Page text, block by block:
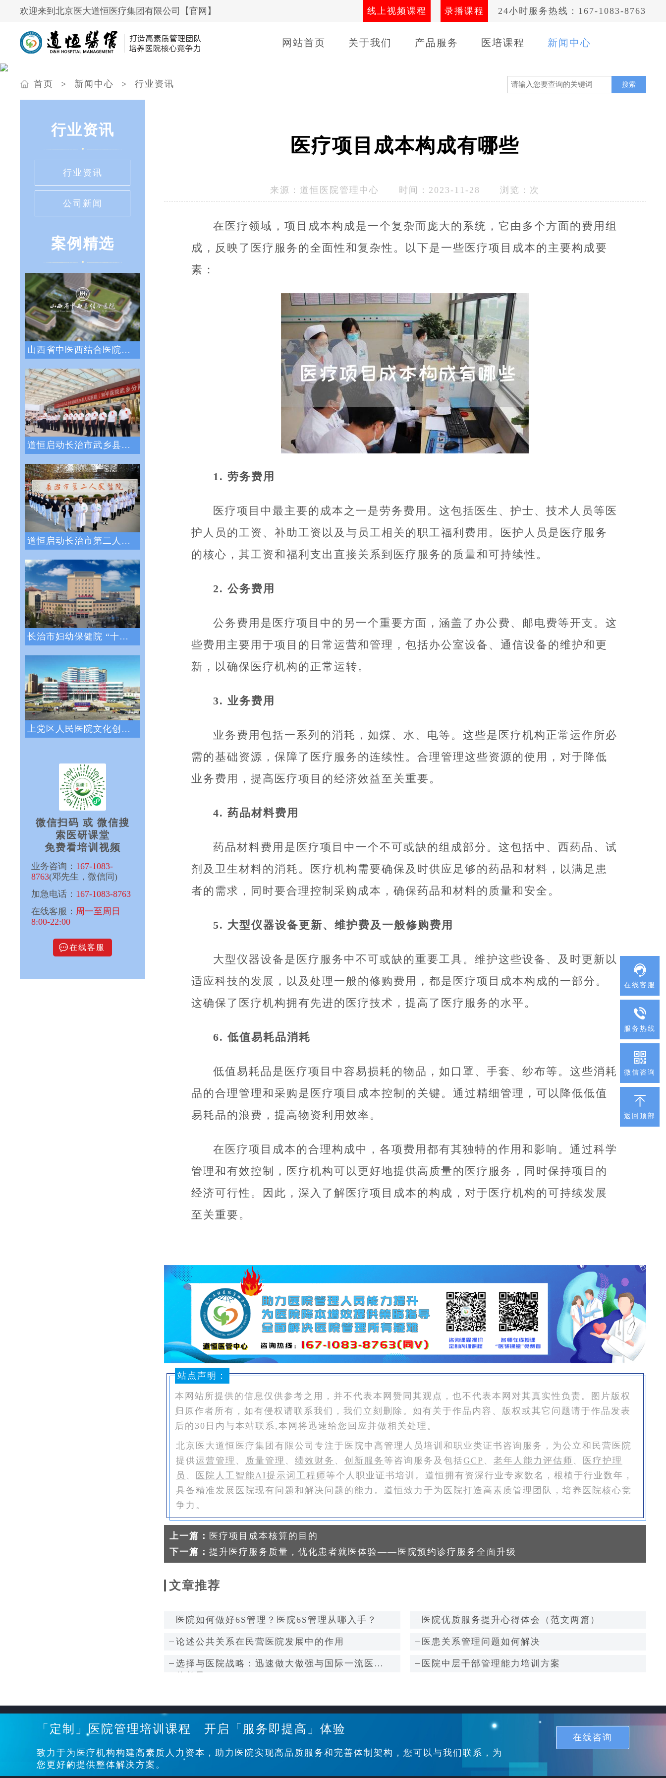
线上视频课程 录播课程 24小时服务热线：167-1083-8763
欢迎来到北京医大道恒医疗集团有限公司【官网】
网站首页 关于我们 产品服务 医培课程 新闻中心
在线客服
服务热线
微信咨询
返回顶部
首页 > 新闻中心 > 行业资讯 搜索
行业资讯
行业资讯
公司新闻
案例精选
山西省中医西结合医院战略绩效管理咨询项目
道恒启动长治市武乡县人民医院绩效管理体系
道恒启动长治市第二人民医院绩效管理咨询服
长治市妇幼保健院 “十四五”医院战略与绩
上党区人民医院文化创新咨询项目正式启动
微信扫码 或 微信搜
索医研课堂
免费看培训视频
业务咨询： 167-1083-
8763(邓先生，微信同)
加急电话： 167-1083-8763
在线客服： 周一至周日
8:00-22:00
在线客服
医疗项目成本构成有哪些
来源： 道恒医院管理中心 时间：2023-11-28 浏览： 次
在医疗领域，项目成本构成是一个复杂而庞大的系统，它由多个方面的费用组
成，反映了医疗服务的全面性和复杂性。以下是一些医疗项目成本的主要构成要
素：
1. 劳务费用
医疗项目中最主要的成本之一是劳务费用。这包括医生、护士、技术人员等医
护人员的工资、补助工资以及与员工相关的职工福利费用。医护人员是医疗服务
的核心，其工资和福利支出直接关系到医疗服务的质量和可持续性。
2. 公务费用
公务费用是医疗项目中的另一个重要方面，涵盖了办公费、邮电费等开支。这
些费用主要用于项目的日常运营和管理，包括办公室设备、通信设备的维护和更
新，以确保医疗机构的正常运转。
3. 业务费用
业务费用包括一系列的消耗，如煤、水、电等。这些是医疗机构正常运作所必
需的基础资源，保障了医疗服务的连续性。合理管理这些资源的使用，对于降低
业务费用，提高医疗项目的经济效益至关重要。
4. 药品材料费用
药品材料费用是医疗项目中一个不可或缺的组成部分。这包括中、西药品、试
剂及卫生材料的消耗。医疗机构需要确保及时供应足够的药品和材料，以满足患
者的需求，同时要合理控制采购成本，确保药品和材料的质量和安全。
5. 大型仪器设备更新、维护费及一般修购费用
大型仪器设备是医疗服务中不可或缺的重要工具。维护这些设备、及时更新以
适应科技的发展，以及处理一般的修购费用，都是医疗项目成本构成的一部分。
这确保了医疗机构拥有先进的医疗技术，提高了医疗服务的水平。
6. 低值易耗品消耗
低值易耗品是医疗项目中容易损耗的物品，如口罩、手套、纱布等。这些消耗
品的合理管理和采购是医疗项目成本控制的关键。通过精细管理，可以降低低值
易耗品的浪费，提高物资利用效率。
在医疗项目成本的合理构成中，各项费用都有其独特的作用和影响。通过科学
管理和有效控制，医疗机构可以更好地提供高质量的医疗服务，同时保持项目的
经济可行性。因此，深入了解医疗项目成本的构成，对于医疗机构的可持续发展
至关重要。
站点声明：
本网站所提供的信息仅供参考之用，并不代表本网赞同其观点，也不代表本网对其真实性负责。图片版权
归原作者所有，如有侵权请联系我们，我们立刻删除。如有关于作品内容、版权或其它问题请于作品发表
后的30日内与本站联系,本网将迅速给您回应并做相关处理。
北京医大道恒医疗集团有限公司专注于医院中高管理人员培训和职业类证书咨询服务，为公立和民营医院
提供运营管理 、 质量管理 、 绩效财务 、 创新服务 等咨询服务及包括GCP 、 老年人能力评估师 、
医疗护理
员 、 医院人工智能AI提示词工程师 等个人职业证书培训。道恒拥有资深行业专家数名，根植于行业数年，
具备精准发展医院现有问题和解决问题的能力。道恒致力于为医院打造高素质管理团队，培养医院核心竞
争力。
上一篇： 医疗项目成本核算的目的
下一篇： 提升医疗服务质量，优化患者就医体验——医院预约诊疗服务全面升级
文章推荐
医院如何做好6S管理？医院6S管理从哪入手？ 医院优质服务提升心得体会（范文两篇）
论述公共关系在民营医院发展中的作用 医患关系管理问题如何解决
选择与医院战略：迅速做大做强与国际一流医院
的差异
医院中层干部管理能力培训方案
「定制」医院管理培训课程 开启「服务即提高」体验
致力于为医疗机构构建高素质人力资本，助力医院实现高品质服务和完善体制架构，您可以与我们联系，为
您更好的提供整体解决方案。
在线咨询